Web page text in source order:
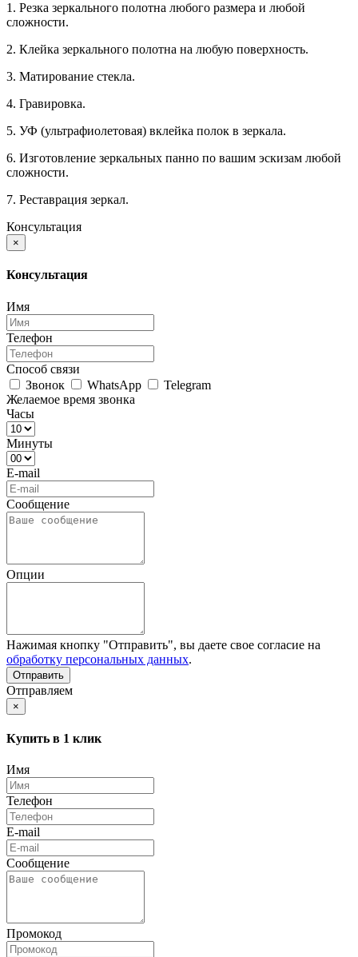
1. Резка зеркального полотна любого размера и любой
сложности.
2. Клейка зеркального полотна на любую поверхность.
3. Матирование стекла.
4. Гравировка.
5. УФ (ультрафиолетовая) вклейка полок в зеркала.
6. Изготовление зеркальных панно по вашим эскизам любой
сложности.
7. Реставрация зеркал.
Консультация
×
Консультация
Имя
Телефон
Способ связи
Звонок
WhatsApp
Telegram
Желаемое время звонка
Часы
Минуты
E-mail
Сообщение
Опции
Нажимая кнопку "Отправить", вы даете свое согласие на
обработку персональных данных.
Отправляем
×
Купить в 1 клик
Имя
Телефон
E-mail
Сообщение
Промокод